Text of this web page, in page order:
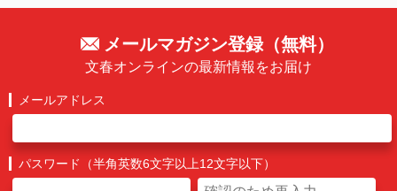
メールマガジン登録（無料）
文春オンラインの最新情報をお届け
メールアドレス
パスワード（半角英数6文字以上12文字以下）